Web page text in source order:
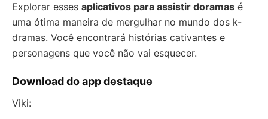
Explorar esses aplicativos para assistir doramas é
uma ótima maneira de mergulhar no mundo dos k-
dramas. Você encontrará histórias cativantes e
personagens que você não vai esquecer.
Download do app destaque
Viki: